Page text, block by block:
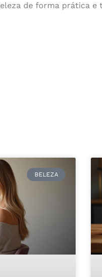
de forma prática e
BELEZA